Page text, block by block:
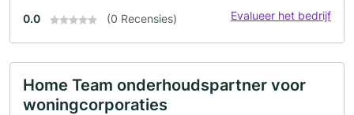
0.0 (0 Recensies) Evalueer het bedrijf
Home Team onderhoudspartner voor
woningcorporaties